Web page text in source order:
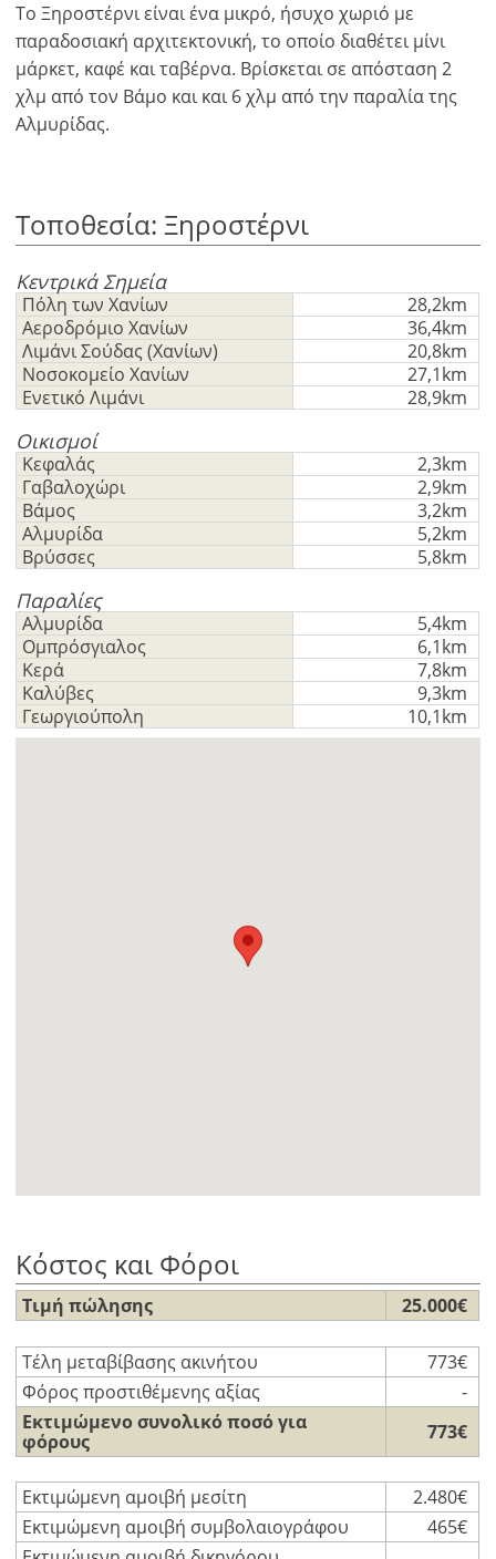
Το Ξηροστέρνι είναι ένα μικρό, ήσυχο χωριό με
παραδοσιακή αρχιτεκτονική, το οποίο διαθέτει μίνι
μάρκετ, καφέ και ταβέρνα. Βρίσκεται σε απόσταση 2
χλμ από τον Βάμο και και 6 χλμ από την παραλία της
Αλμυρίδας.
Τοποθεσία: Ξηροστέρνι
Κεντρικά Σημεία
Πόλη των Χανίων
28,2km
Αεροδρόμιο Χανίων
36,4km
Λιμάνι Σούδας (Χανίων)
20,8km
Νοσοκομείο Χανίων
27,1km
Ενετικό Λιμάνι
28,9km
Οικισμοί
Κεφαλάς
2,3km
Γαβαλοχώρι
2,9km
Βάμος
3,2km
Αλμυρίδα
5,2km
Βρύσσες
5,8km
Παραλίες
Αλμυρίδα
5,4km
Ομπρόσγιαλος
6,1km
Κερά
7,8km
Καλύβες
9,3km
Γεωργιούπολη
10,1km
Κόστος και Φόροι
Τιμή πώλησης 25.000€
Τέλη μεταβίβασης ακινήτου
773€
Φόρος προστιθέμενης αξίας
-
Εκτιμώμενο συνολικό ποσό για
φόρους
773€
Εκτιμώμενη αμοιβή μεσίτη
2.480€
Εκτιμώμενη αμοιβή συμβολαιογράφου
465€
Νόμισμα
EUR €
USD - $
GBP - £
Αποθήκευση
English
Ελληνικά
Français
Deutsch
Παρακαλώ
κάνετε
login
για
χρήση
της
λειτουργίας
Δεν
έχετε
λογαριασμό?
Εγραφείτε
τώρα!